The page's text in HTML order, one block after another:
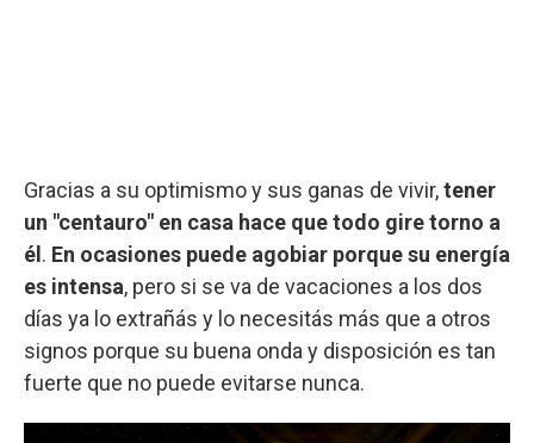
Gracias a su optimismo y sus ganas de vivir,tener
un "centauro" en casa hace que todo gire torno a
él . En ocasiones puede agobiar porque su energía
es intensa, pero si se va de vacaciones a los dos
días ya lo extrañás y lo necesitás más que a otros
signos porque su buena onda y disposición es tan
fuerte que no puede evitarse nunca.